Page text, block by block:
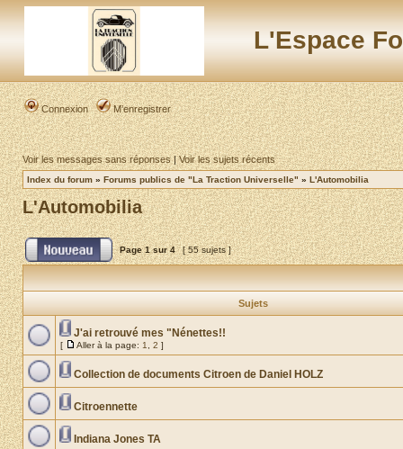
L'Espace
Connexion M’enregistrer
Voir les messages sans réponses|Voir les sujets récents
Index du forum » Forums publics de "La Traction Universelle" » L'Automobilia
L'Automobilia
Page1sur4 [ 55 sujets ]
Sujets
J'ai retrouvé mes "Nénettes!!
[ Aller à la page: 1 2 ]
Collection de documents Citroen de Daniel HOLZ
Citroennette
Indiana Jones TA